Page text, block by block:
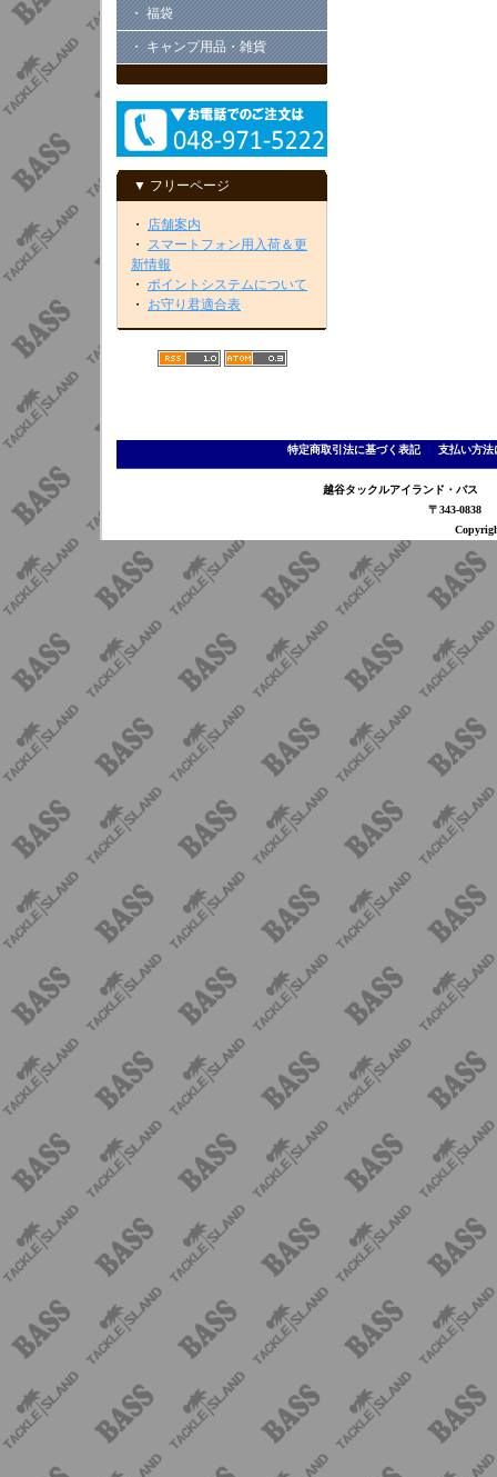
・ 福袋
・ キャンプ用品・雑貨
▼ フリーページ
・ 店舗案内
・ スマートフォン用入荷＆更
新情報
・ ポイントシステムについて
・ お守り君適合表
特定商取引法に基づく表記｜ 支払い方法
越谷タックルアイランド・バ
〒343-0838